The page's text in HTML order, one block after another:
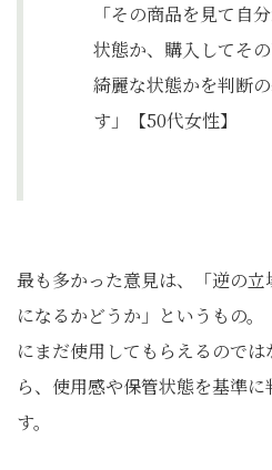
「その商品を見て自
状態か、購入してそ
綺麗な状態かを判断
す」【50代女性】
最も多かった意見は、「逆の
になるかどうか」というもの
にまだ使用してもらえるので
ら、使用感や保管状態を基準
す。